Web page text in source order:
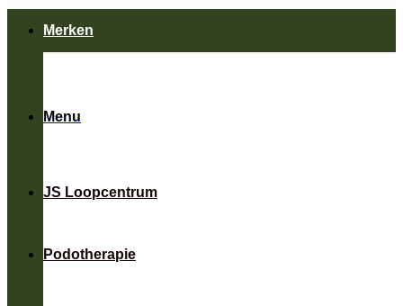
Menu
JS Loopcentrum
Podotherapie
Merken